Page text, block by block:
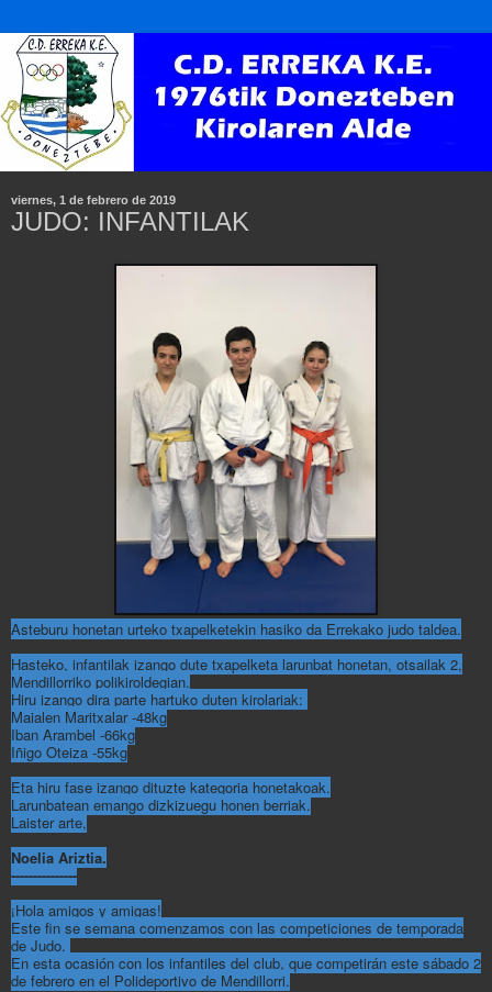
viernes, 1 de febrero de 2019
JUDO: INFANTILAK
Asteburu honetan urteko txapelketekin hasiko da Errekako judo taldea.
Hasteko, infantilak izango dute txapelketa larunbat honetan, otsailak 2,
Mendillorriko polikiroldegian.
Hiru izango dira parte hartuko duten kirolariak:
Maialen Maritxalar -48kg
Iban Arambel -66kg
Iñigo Oteiza -55kg
Eta hiru fase izango dituzte kategoria honetakoak.
Larunbatean emango dizkizuegu honen berriak.
Laister arte,
Noelia Ariztia.
---------------
¡Hola amigos y amigas!
Este fin se semana comenzamos con las competiciones de temporada
de Judo.
En esta ocasión con los infantiles del club, que competirán este sábado 2
de febrero en el Polideportivo de Mendillorri.